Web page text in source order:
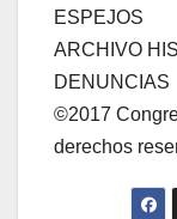
ESPEJOS
ARCHIVO
DENUNCIAS
©️2017
derechos